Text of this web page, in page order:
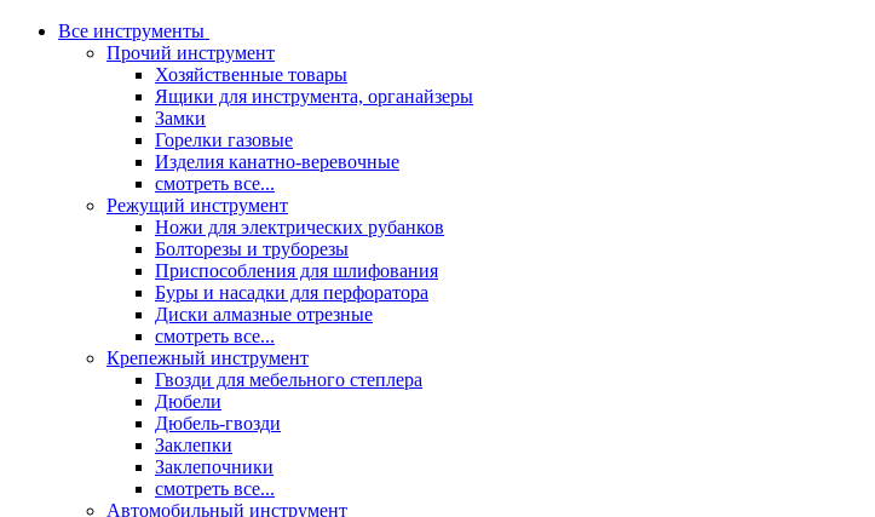
Все инструменты
Прочий инструмент
Хозяйственные товары
Ящики для инструмента, органайзеры
Замки
Горелки газовые
Изделия канатно-веревочные
смотреть все...
Режущий инструмент
Ножи для электрических рубанков
Болторезы и труборезы
Приспособления для шлифования
Буры и насадки для перфоратора
Диски алмазные отрезные
смотреть все...
Крепежный инструмент
Гвозди для мебельного степлера
Дюбели
Дюбель-гвозди
Заклепки
Заклепочники
смотреть все...
Автомобильный инструмент